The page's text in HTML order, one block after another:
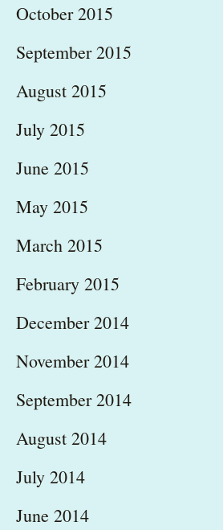
October 2015
September 2015
August 2015
July 2015
June 2015
May 2015
March 2015
February 2015
December 2014
November 2014
September 2014
August 2014
July 2014
June 2014